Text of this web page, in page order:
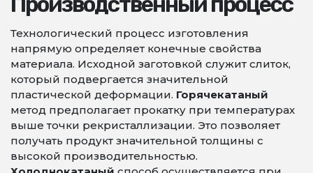
Технологический процесс изготовления
напрямую определяет конечные свойства
материала. Исходной заготовкой служит слиток,
который подвергается значительной
пластической деформации. Горячекатаный
метод предполагает прокатку при температурах
выше точки рекристаллизации. Это позволяет
получать продукт значительной толщины с
высокой производительностью.